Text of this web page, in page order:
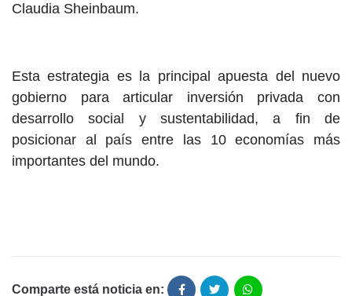
Claudia Sheinbaum.
Esta estrategia es la principal apuesta del nuevo
gobierno para articular inversión privada con
desarrollo social y sustentabilidad, a fin de
posicionar al país entre las 10 economías más
importantes del mundo.
Comparte está noticia en: